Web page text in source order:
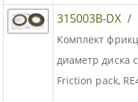
315003B-DX /
Комплект
диаметр диска
Friction pack,